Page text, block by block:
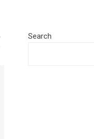
Search